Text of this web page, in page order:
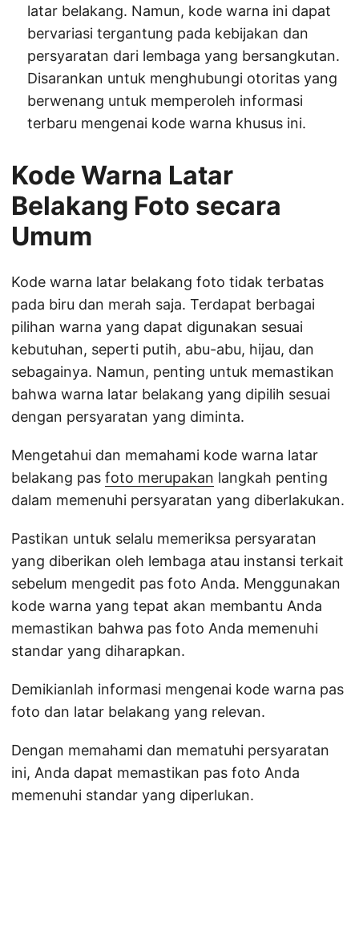
latar belakang. Namun, kode warna ini dapat
bervariasi tergantung pada kebijakan dan
persyaratan dari lembaga yang bersangkutan.
Disarankan untuk menghubungi otoritas yang
berwenang untuk memperoleh informasi
terbaru mengenai kode warna khusus ini.
Kode Warna Latar
Belakang Foto secara
Umum
Kode warna latar belakang foto tidak terbatas
pada biru dan merah saja. Terdapat berbagai
pilihan warna yang dapat digunakan sesuai
kebutuhan, seperti putih, abu-abu, hijau, dan
sebagainya. Namun, penting untuk memastikan
bahwa warna latar belakang yang dipilih sesuai
dengan persyaratan yang diminta.
Mengetahui dan memahami kode warna latar
belakang pas foto merupakan langkah penting
dalam memenuhi persyaratan yang diberlakukan.
Pastikan untuk selalu memeriksa persyaratan
yang diberikan oleh lembaga atau instansi terkait
sebelum mengedit pas foto Anda. Menggunakan
kode warna yang tepat akan membantu Anda
memastikan bahwa pas foto Anda memenuhi
standar yang diharapkan.
Demikianlah informasi mengenai kode warna pas
foto dan latar belakang yang relevan.
Dengan memahami dan mematuhi persyaratan
ini, Anda dapat memastikan pas foto Anda
memenuhi standar yang diperlukan.